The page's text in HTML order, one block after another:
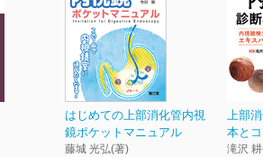
はじめての上部消化管内視
鏡ポケットマニュアル
藤城 光弘(著)
上部
本と
滝沢